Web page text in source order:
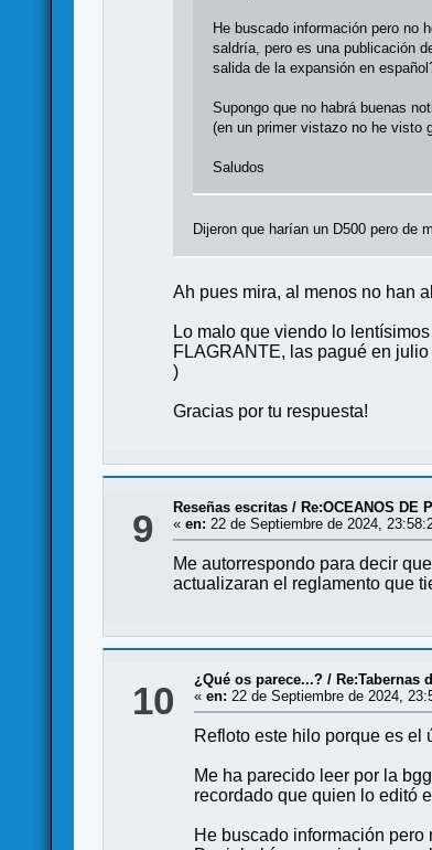
He buscado información pero no
saldría, pero es una publicación
salida de la expansión en
Supongo que no habrá buenas
(en un primer vistazo no he visto
Saludos
Dijeron que harían un D500 pero de
Ah pues mira, al menos no han
Lo malo que viendo lo
FLAGRANTE, las pagué en
)
Gracias por tu respuesta!
9 Reseñas escritas /Re:OCEANOS DE
«en: 22 de Septiembre de 2024,
Me autorrespondo para decir
actualizaran el reglamento que
10 ¿Qué os parece...? /Re:Tabernas
«en: 22 de Septiembre de 2024,
Refloto este hilo porque es el
Me ha parecido leer por la
recordado que quien lo editó
He buscado información